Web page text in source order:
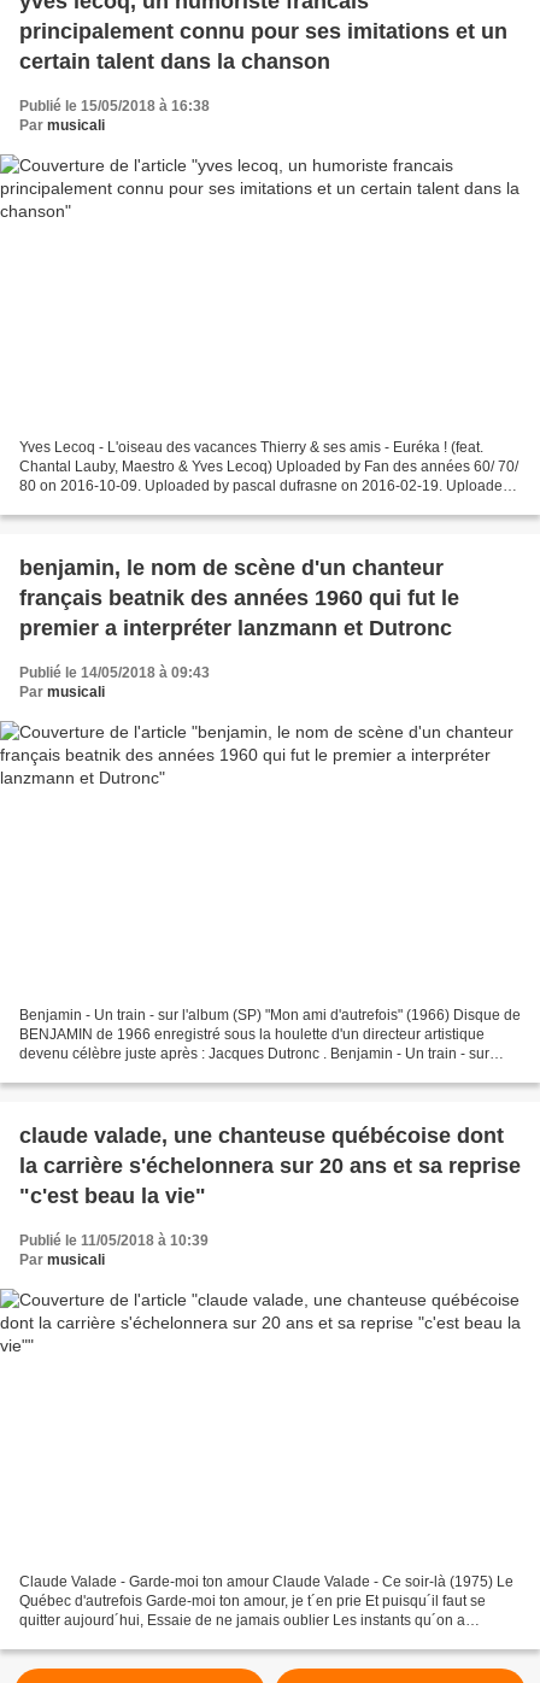
principalement connu pour ses imitations et un
certain talent dans la chanson
Publié le 15/05/2018 à 16:38
Par musicali
Yves Lecoq - L'oiseau des vacances Thierry & ses amis - Euréka ! (feat.
Chantal Lauby, Maestro & Yves Lecoq) Uploaded by Fan des années 60/ 70/
80 on 2016-10-09. Uploaded by pascal dufrasne on 2016-02-19. Uploaded
benjamin, le nom de scène d'un chanteur
français beatnik des années 1960 qui fut le
premier a interpréter lanzmann et Dutronc
Publié le 14/05/2018 à 09:43
Par musicali
Benjamin - Un train - sur l'album (SP) "Mon ami d'autrefois" (1966) Disque de
BENJAMIN de 1966 enregistré sous la houlette d'un directeur artistique
devenu célèbre juste après : Jacques Dutronc . Benjamin - Un train - sur
claude valade, une chanteuse québécoise dont
la carrière s'échelonnera sur 20 ans et sa reprise
"c'est beau la vie"
Publié le 11/05/2018 à 10:39
Par musicali
Claude Valade - Garde-moi ton amour Claude Valade - Ce soir-là (1975) Le
Québec d'autrefois Garde-moi ton amour, je t´en prie Et puisqu´il faut se
quitter aujourd´hui, Essaie de ne jamais oublier Les instants qu´on a